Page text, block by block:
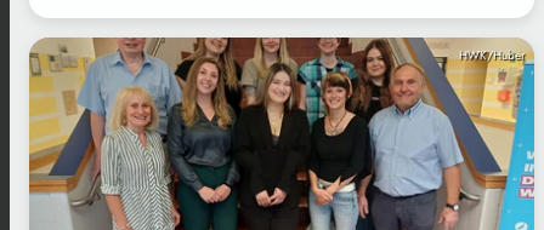
HWK/Huber